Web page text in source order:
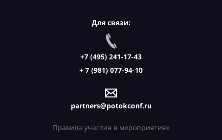
Для связи:
+7 (495) 241-17-43
+ 7 (981) 077-94-10
partners@potokconf.ru
Правила участия в мероприятиях